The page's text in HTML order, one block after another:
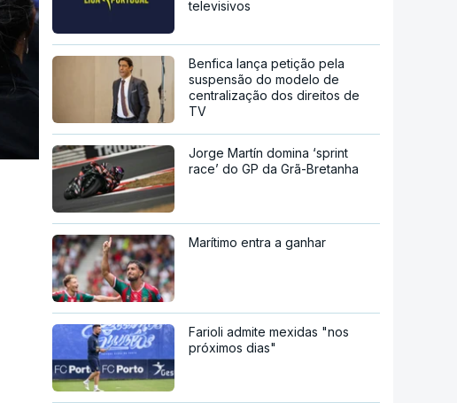
televisivos
Benfica lança petição pela
suspensão do modelo de
centralização dos direitos de
TV
Jorge Martín domina ‘sprint
race’ do GP da Grã-Bretanha
Marítimo entra a ganhar
Farioli admite mexidas "nos
próximos dias"